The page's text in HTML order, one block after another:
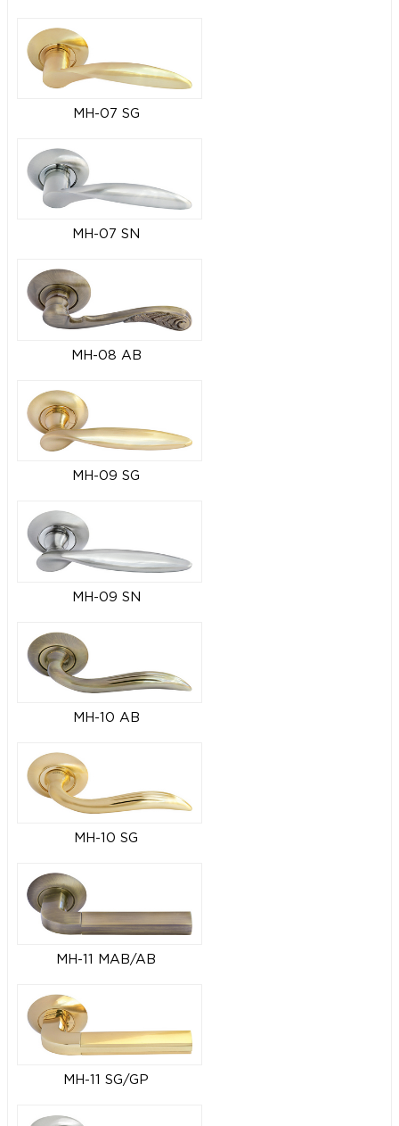
MH-07 SG
MH-07 SN
MH-08 AB
MH-09 SG
MH-09 SN
MH-10 AB
MH-10 SG
MH-11 MAB/AB
MH-11 SG/GP